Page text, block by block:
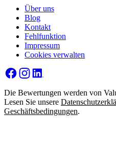
Über uns
Blog
Kontakt
Fehlfunktion
Impressum
Cookies verwalten
Die Bewertungen werden von
Lesen Sie unsere
Geschäftsbedingungen.